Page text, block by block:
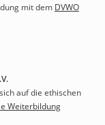
mit dem DVWO
auf die ethischen
Weiterbildung